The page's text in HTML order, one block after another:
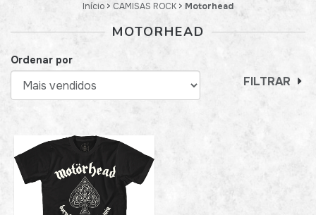
Início > CAMISAS ROCK > Motorhead
MOTORHEAD
Ordenar por
FILTRAR